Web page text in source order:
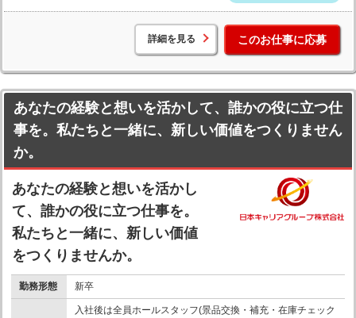
詳細を見る このお仕事に応募
あなたの経験と想いを活かして、誰かの役に立つ仕
事を。私たちと一緒に、新しい価値をつくりません
か。
あなたの経験と想いを活かし
て、誰かの役に立つ仕事を。
私たちと一緒に、新しい価値
をつくりませんか。
勤務形態 新卒
入社後は全員ホールスタッフ(景品交換・補充・在庫チェック